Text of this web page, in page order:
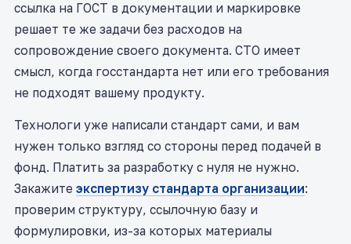
ссылка на ГОСТ в документации и маркировке
решает те же задачи без расходов на
сопровождение своего документа. СТО имеет
смысл, когда госстандарта нет или его требования
не подходят вашему продукту.
Технологи уже написали стандарт сами, и вам
нужен только взгляд со стороны перед подачей в
фонд. Платить за разработку с нуля не нужно.
Закажите экспертизу стандарта организации:
проверим структуру, ссылочную базу и
формулировки, из-за которых материалы